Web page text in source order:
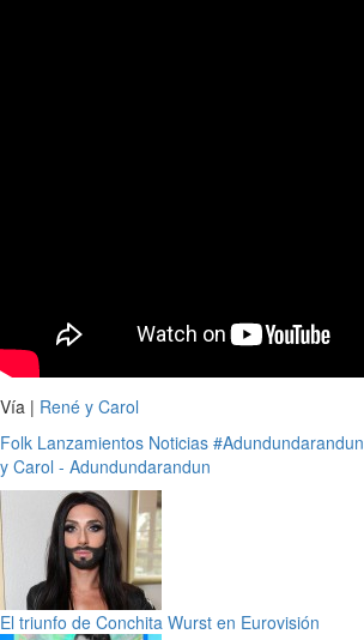
Vía | René y Carol
Folk Lanzamientos Noticias #Adundundarandun
y Carol - Adundundarandun
El triunfo de Conchita Wurst en Eurovisión